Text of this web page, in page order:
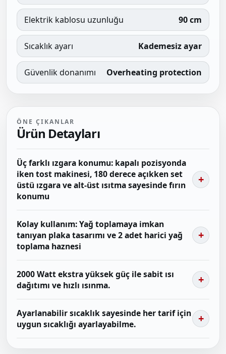
Elektrik kablosu uzunluğu 90 cm
Sıcaklık ayarı Kademesiz ayar
Güvenlik donanımı Overheating protection
ÖNE ÇIKANLAR
Ürün Detayları
Üç farklı ızgara konumu: kapalı pozisyonda
iken tost makinesi, 180 derece açıkken set
üstü ızgara ve alt-üst ısıtma sayesinde fırın
konumu
Kolay kullanım: Yağ toplamaya imkan
tanıyan plaka tasarımı ve 2 adet harici yağ
toplama haznesi
2000 Watt ekstra yüksek güç ile sabit ısı
dağıtımı ve hızlı ısınma.
Ayarlanabilir sıcaklık sayesinde her tarif için
uygun sıcaklığı ayarlayabilme.